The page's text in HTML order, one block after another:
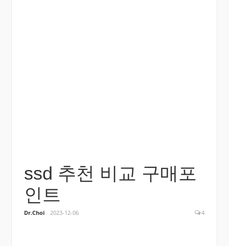
ssd 추천 비교 구매포
인트
Dr.Choi 2023-12-06 4